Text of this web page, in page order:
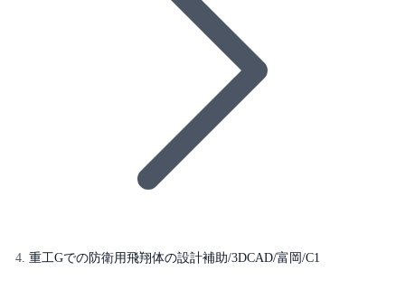
重工Gでの防衛用飛翔体の設計補助/3DCAD/富岡/C1